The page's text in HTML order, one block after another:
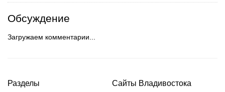
Обсуждение
Загружаем комментарии...
Разделы Сайты Владивостока